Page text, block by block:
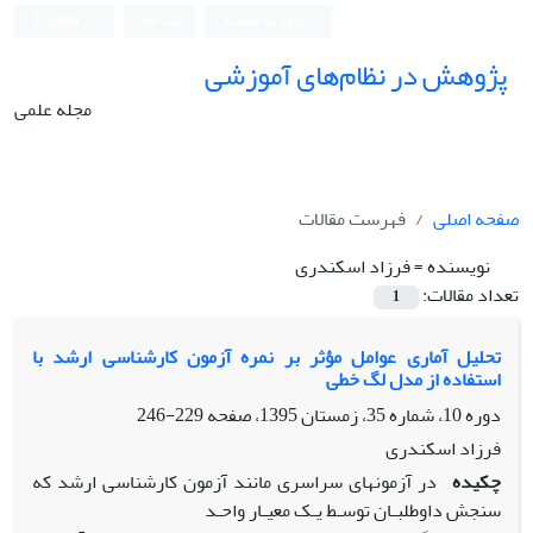
پژوهش در نظام‌های آموزشی
مجله علمی
صفحه اصلی
فهرست مقالات
نویسنده =فرزاد اسکندری
تعداد مقالات:
1
تحلیل آماری عوامل مؤثر بر نمره آزمون کارشناسی ارشد با
استفاده از مدل لگ خطی
دوره 10، شماره 35، زمستان 1395، صفحه
229-246
فرزاد اسکندری
چکیده در آزمونهای سراسری مانند آزمون کارشناسی ارشد که
سنجش داوطلبـان توسـط یـک معیـار واحـد